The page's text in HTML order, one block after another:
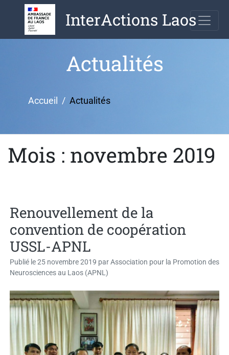
contenu
InterActions Laos
Actualités
Accueil Actualités
Mois : novembre 2019
Renouvellement de la
convention de coopération
USSL-APNL
Publié le25 novembre 2019 parAssociation pour la Promotion des
Neurosciences au Laos (APNL)